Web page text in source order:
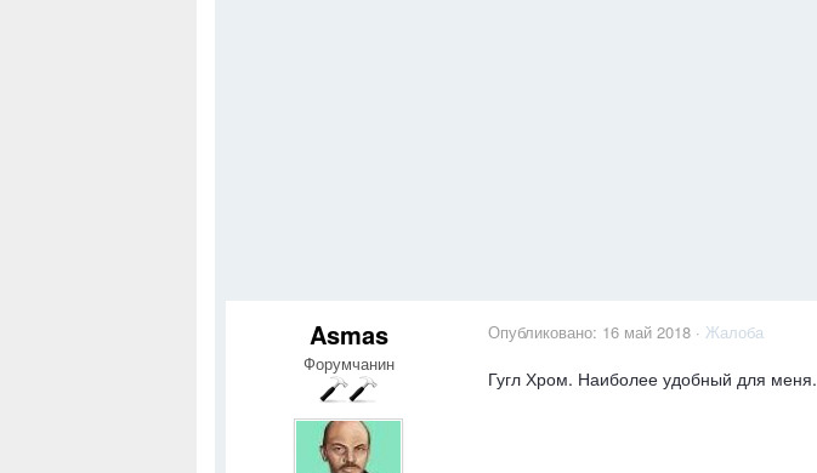
Asmas
Форумчанин
Опубликовано: 16 май 2018 · Жалоба
Гугл Хром. Наиболее удобный для меня.